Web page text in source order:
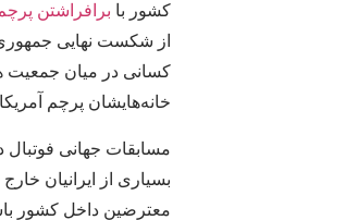
کشور با برافراشتن
از شکست نهایی
کسانی در میان جمعیت
خانه‌هایشان پرچم
مسابقات جهانی
بسیاری از ایرانیان
معترضین داخل کشور